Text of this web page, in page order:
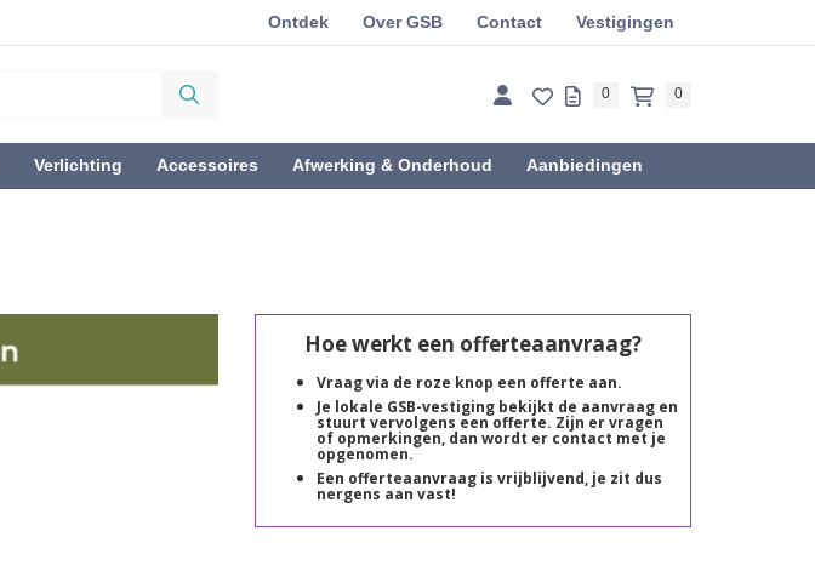
Ontdek Over GSB Contact Vestigingen
0 0
Verlichting Accessoires Afwerking & Onderhoud Aanbiedingen
Hoe werkt een offerteaanvraag?
Vraag via de roze knop een offerte aan.
Je lokale GSB-vestiging bekijkt de aanvraag en
stuurt vervolgens een offerte. Zijn er vragen
of opmerkingen, dan wordt er contact met je
opgenomen.
Een offerteaanvraag is vrijblijvend, je zit dus
nergens aan vast!